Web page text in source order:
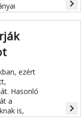
navigate_next
ezért
Hasonló
a
is,
a
navigate_next